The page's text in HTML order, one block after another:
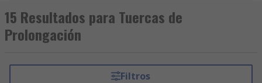
con las normas de seguridad pertinentes. Hemos
construido nuestra reputación sobre nuestro
servicio al cliente. Todas nuestras gamas de
productos de Tuercas y Arandelas y Fijaciones y
15 Resultados para Tuercas de
Prolongación
Filtros